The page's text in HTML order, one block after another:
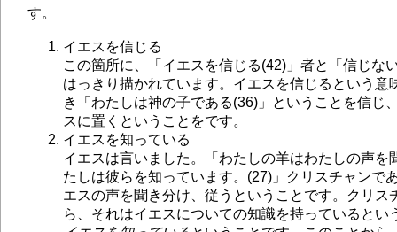
す。
イエスを信じる
この箇所に、「イエスを信じる(42)」者と「信じな
はっきり描かれています。イエスを信じるという意
き「わたしは神の子である(36)」ということを信じ
スに置くということをです。
イエスを知っている
イエスは言いました。「わたしの羊はわたしの声を
たしは彼らを知っています。(27)」クリスチャンで
エスの声を聞き分け、従うということです。クリス
ら、それはイエスについての知識を持っているとい